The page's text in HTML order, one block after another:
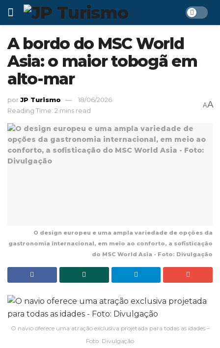
A bordo do MSC World
Asia: o maior tobogã em
alto-mar
porJP Turismo
18/06/2026
Reading Time: 2 mins read
AA
O design europeu e uma ampla variedade de opções da
gastronomia internacional, em meio ao conforto, a sofisticação
do MSC World Asia - Foto: Divulgação
O navio oferece uma atração exclusiva projetada para todas as idades –
Foto: Divulgação